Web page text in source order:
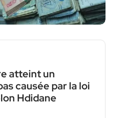
atteint un
causée par la loi
Hdidane